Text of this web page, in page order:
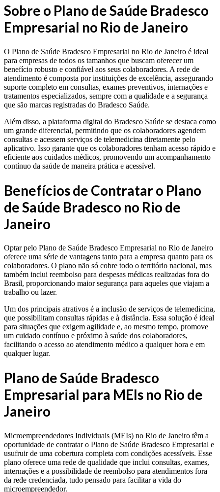
Sobre o Plano de Saúde Bradesco
Empresarial no Rio de Janeiro
O Plano de Saúde Bradesco Empresarial no Rio de Janeiro é ideal
para empresas de todos os tamanhos que buscam oferecer um
benefício robusto e confiável aos seus colaboradores. A rede de
atendimento é composta por instituições de excelência, assegurando
suporte completo em consultas, exames preventivos, internações e
tratamentos especializados, sempre com a qualidade e a segurança
que são marcas registradas do Bradesco Saúde.
Além disso, a plataforma digital do Bradesco Saúde se destaca como
um grande diferencial, permitindo que os colaboradores agendem
consultas e acessem serviços de telemedicina diretamente pelo
aplicativo. Isso garante que os colaboradores tenham acesso rápido e
eficiente aos cuidados médicos, promovendo um acompanhamento
contínuo da saúde de maneira prática e acessível.
Benefícios de Contratar o Plano
de Saúde Bradesco no Rio de
Janeiro
Optar pelo Plano de Saúde Bradesco Empresarial no Rio de Janeiro
oferece uma série de vantagens tanto para a empresa quanto para os
colaboradores. O plano não só cobre todo o território nacional, mas
também inclui reembolso para despesas médicas realizadas fora do
Brasil, proporcionando maior segurança para aqueles que viajam a
trabalho ou lazer.
Um dos principais atrativos é a inclusão de serviços de telemedicina,
que possibilitam consultas rápidas e à distância. Essa solução é ideal
para situações que exigem agilidade e, ao mesmo tempo, promove
um cuidado contínuo e próximo à saúde dos colaboradores,
facilitando o acesso ao atendimento médico a qualquer hora e em
qualquer lugar.
Plano de Saúde Bradesco
Empresarial para MEIs no Rio de
Janeiro
Microempreendedores Individuais (MEIs) no Rio de Janeiro têm a
oportunidade de contratar o Plano de Saúde Bradesco Empresarial e
usufruir de uma cobertura completa com condições acessíveis. Esse
plano oferece uma rede de qualidade que inclui consultas, exames,
internações e a possibilidade de reembolso para atendimentos fora
da rede credenciada, tudo pensado para facilitar a vida do
microempreendedor.